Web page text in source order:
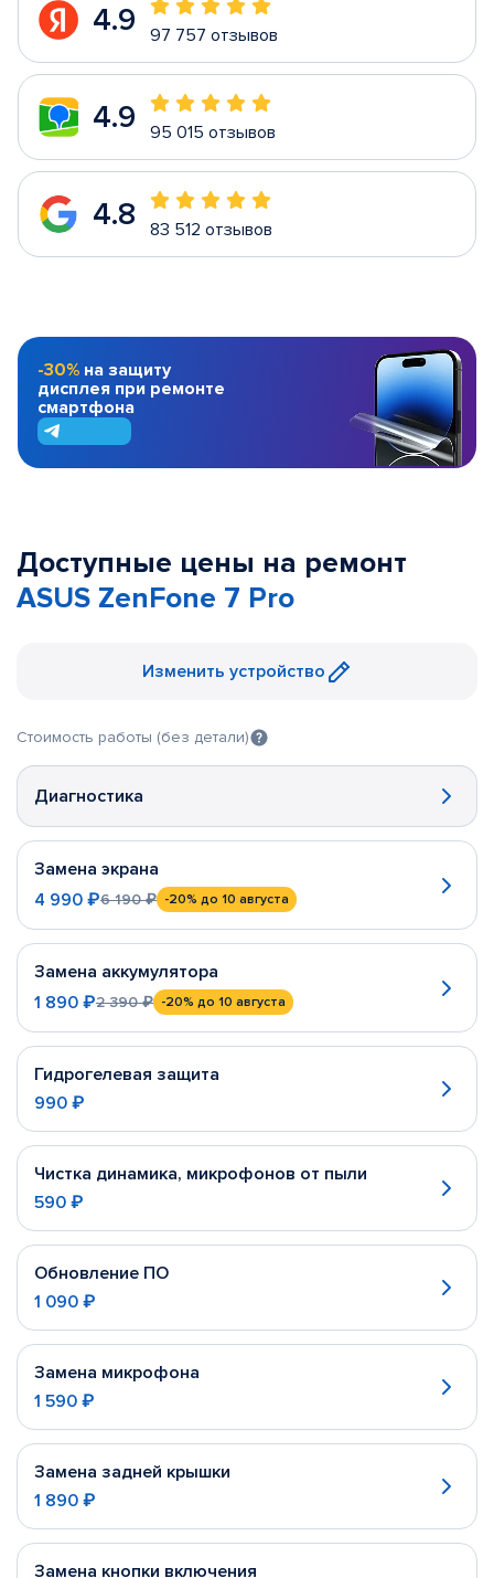
4.9 97 757 отзывов
4.9 95 015 отзывов
4.8 83 512 отзывов
-30% на защиту
дисплея при ремонте
смартфона
Доступные цены на ремонт
ASUS ZenFone 7 Pro
Изменить устройство
Стоимость работы (без детали)
Диагностика
Замена экрана
4 990 ₽6 190 ₽ -20% до 10 августа
Замена аккумулятора
1 890 ₽2 390 ₽ -20% до 10 августа
Гидрогелевая защита
990 ₽
Чистка динамика, микрофонов от пыли
590 ₽
Обновление ПО
1 090 ₽
Замена микрофона
1 590 ₽
Замена задней крышки
1 890 ₽
Замена кнопки включения